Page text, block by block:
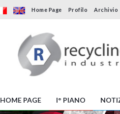
Home Page Profilo Archivio
HOME PAGE I° PIANO